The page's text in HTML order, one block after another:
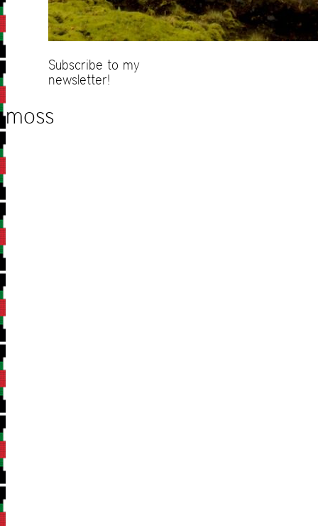
Subscribe to my
newsletter!
moss